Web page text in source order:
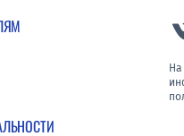
На